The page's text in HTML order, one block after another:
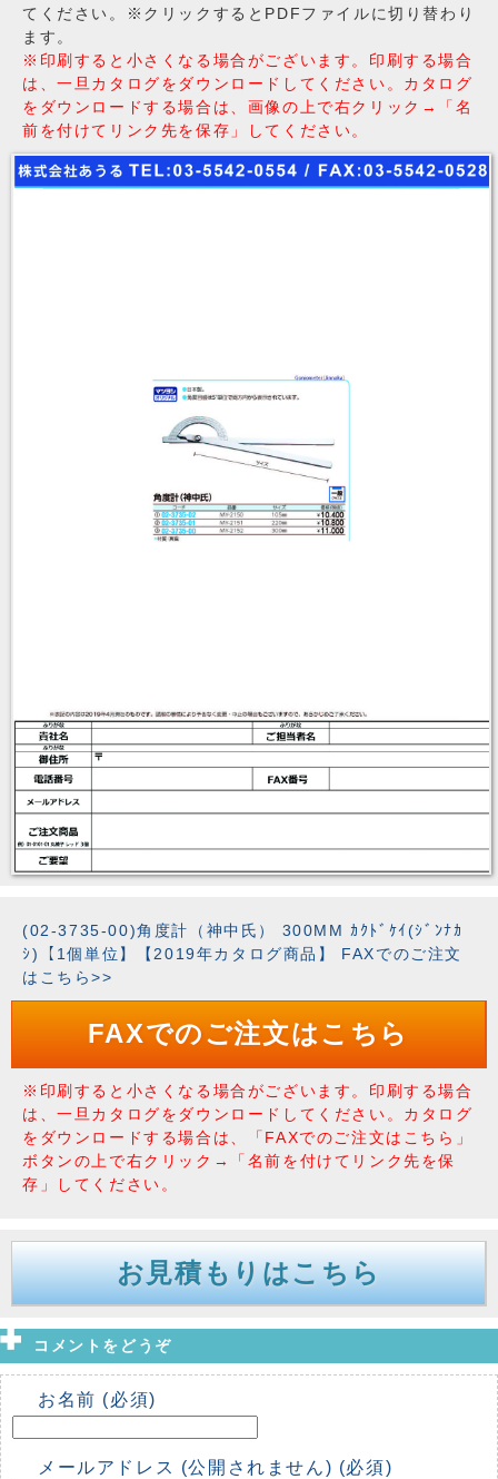
てください。※クリックするとPDFファイルに切り替わり
ます。
※印刷すると小さくなる場合がございます。印刷する場合
は、一旦カタログをダウンロードしてください。カタログ
をダウンロードする場合は、画像の上で右クリック→「名
前を付けてリンク先を保存」してください。
(02-3735-00)角度計（神中氏） 300MM ｶｸﾄﾞｹｲ(ｼﾞﾝﾅｶ
ｼ)【1個単位】【2019年カタログ商品】 FAXでのご注文
はこちら>>
FAXでのご注文はこちら
※印刷すると小さくなる場合がございます。印刷する場合
は、一旦カタログをダウンロードしてください。カタログ
をダウンロードする場合は、「FAXでのご注文はこちら」
ボタンの上で右クリック→「名前を付けてリンク先を保
存」してください。
お見積もりはこちら
コメントをどうぞ
お名前 (必須)
メールアドレス (公開されません) (必須)